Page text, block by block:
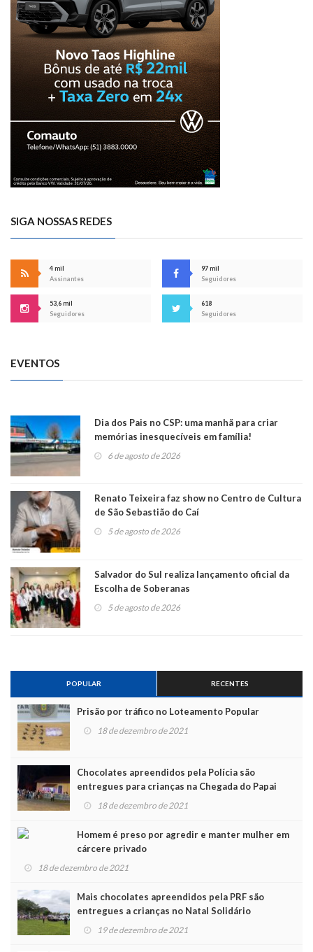
SIGA NOSSAS REDES
4 mil
Assinantes
97 mil
Seguidores
53,6 mil
Seguidores
618
Seguidores
EVENTOS
Dia dos Pais no CSP: uma manhã para criar
memórias inesquecíveis em família!
6 de agosto de 2026
Renato Teixeira faz show no Centro de Cultura
de São Sebastião do Caí
5 de agosto de 2026
Salvador do Sul realiza lançamento oficial da
Escolha de Soberanas
5 de agosto de 2026
POPULAR RECENTES
Prisão por tráfico no Loteamento Popular
18 de dezembro de 2021
Chocolates apreendidos pela Polícia são
entregues para crianças na Chegada do Papai
Noel
18 de dezembro de 2021
Homem é preso por agredir e manter mulher em
cárcere privado
18 de dezembro de 2021
Mais chocolates apreendidos pela PRF são
entregues a crianças no Natal Solidário
19 de dezembro de 2021